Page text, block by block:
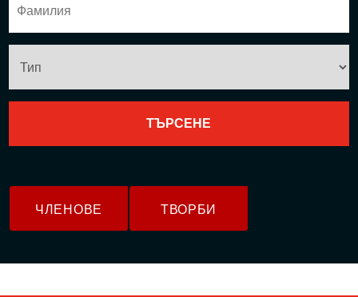
ЧЛЕНОВЕ ТВОРБИ